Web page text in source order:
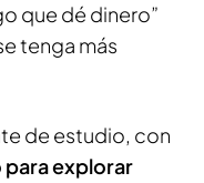
que dé dinero”
tenga más
de estudio, con
explorar